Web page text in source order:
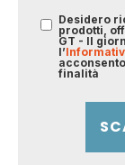
Desidero
prodotti,
GT - Il
l’
finalità